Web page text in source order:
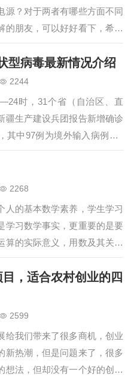
源？对于两者有哪些方面不同
的朋友，可以好好看下，希望
帮助。…
型病毒最新情况介绍
2244
时，31个省（自治区、直
疆生产建设兵团报告新增确诊
其中97例为境外输入病例，2
例（黑龙江2例）；无新增死
增疑似病例49例，均为境外输
海43例，黑龙江3例，内蒙古2
2268
人的基本数学素养，学生学习
学习数学事实，更重要的是要
算的实际意义，用数及其关系
信息，用数学的观点来解释现
此，在小学数学教育中教师要
，适合农村创业的四
2599
给我们带来了很多商机，创业
新热潮，但是问题来了，很多
想法，但却没有一个好的创业